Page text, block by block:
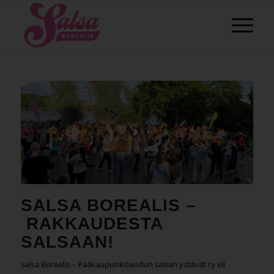
SALSA BOREALIS –
RAKKAUDESTA
SALSAAN!
Salsa Borealis – Pääkaupunkiseudun salsan ystävät ry eli